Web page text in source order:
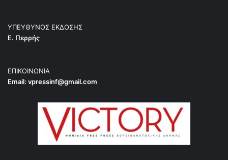
ΥΠΕΥΘΥΝΟΣ ΕΚΔΟΣΗΣ
Ε. Περρής
ΕΠΙΚΟΙΝΩΝΙΑ
Email: vpressinf@gmail.com